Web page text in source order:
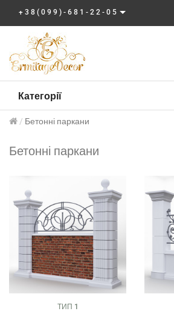
+38(099)-681-22-05
Категорії
Бетонні паркани
Бетонні паркани
ТИП 1